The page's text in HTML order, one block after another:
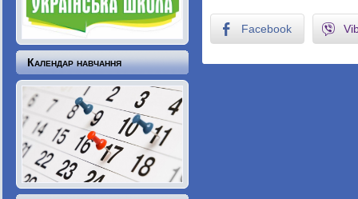
Календар навчання
Facebook